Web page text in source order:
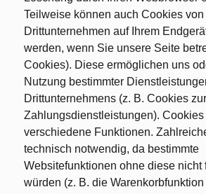
Teilweise können auch Cookies von
Drittunternehmen auf Ihrem
werden, wenn Sie unsere Seite
Cookies). Diese ermöglichen uns
Nutzung bestimmter
Drittunternehmens (z. B. Cookies
Zahlungsdienstleistungen). Cookies
verschiedene Funktionen.
technisch notwendig, da bestimmte
Websitefunktionen ohne diese nicht
würden (z. B. die